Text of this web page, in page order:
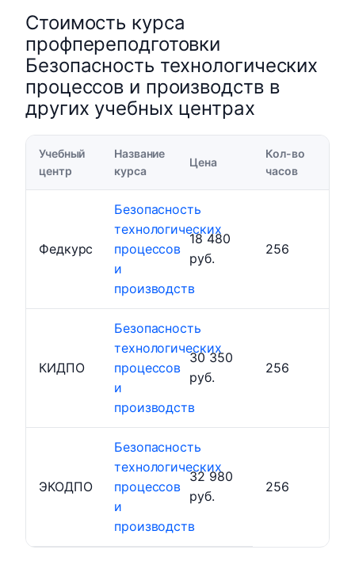
Стоимость курса
профпереподготовки
Безопасность технологических
процессов и производств в
других учебных центрах
Учебный
центр
Название
курса
Цена
Кол-во
часов
Федкурс
Безопасность
технологических
процессов
и
производств
18 480
руб.
256
КИДПО
Безопасность
технологических
процессов
и
производств
30 350
руб.
256
ЭКОДПО
Безопасность
технологических
процессов
и
производств
32 980
руб.
256